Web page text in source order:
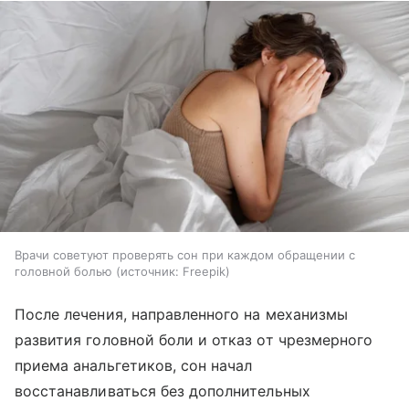
Врачи советуют проверять сон при каждом обращении с
головной болью
источник: Freepik
После лечения, направленного на механизмы
развития головной боли и отказ от чрезмерного
приема анальгетиков, сон начал
восстанавливаться без дополнительных